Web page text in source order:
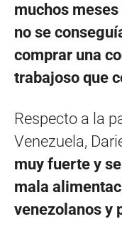
muchos
no se
comprar una
trabajoso que
Respecto a la
Venezuela,
muy fuerte y
mala
venezolanos y